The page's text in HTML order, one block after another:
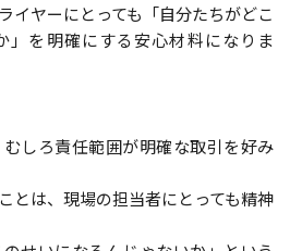
イヤーにとっても「自分たちがどこ
」を明確にする安心材料になりま
しろ責任範囲が明確な取引を好み
とは、現場の担当者にとっても精神